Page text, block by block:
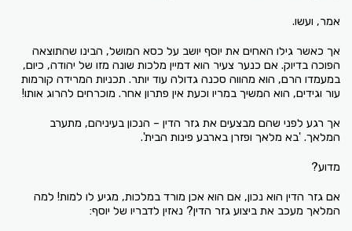
אמר, ועשו.
אך כאשר גילו האחים את יוסף יושב על כסא המושל, הבינו שהתוצאה
הפוכה בדיוק. אם כנער צעיר הוא דמיין מלכות שונה מזו של יהודה, כיום,
במעמדו הרם, הוא מהווה סכנה גדולה עוד יותר. תכניות המרידה קורמות
עור וגידים, הוא המשיך במריו וכעת אין פתרון אחר. מוכרחים להרוג אותו!
אך רגע לפני שהם מבצעים את גזר הדין – הנכון בעיניהם, מתערב
המלאך. 'בא מלאך ופזרן בארבע פינות הבית'.
מדוע?
אם גזר הדין הוא נכון, אם הוא אכן מורד במלכות, מגיע לו למות! למה
המלאך מעכב את ביצוע גזר הדין? נאזין לדבריו של יוסף: